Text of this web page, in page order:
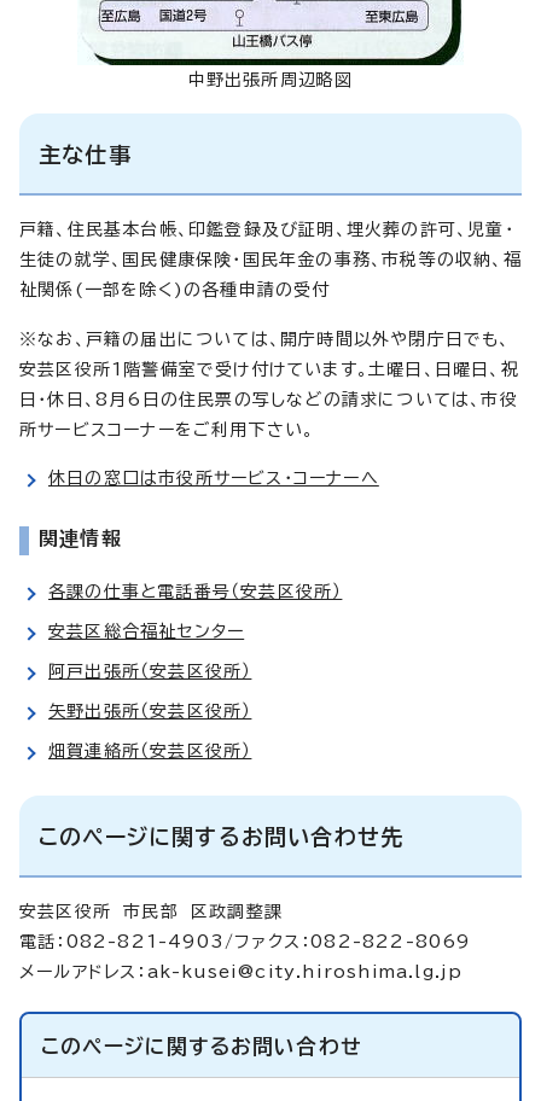
中野出張所周辺略図
主な仕事
戸籍、住民基本台帳、印鑑登録及び証明、埋火葬の許可、児童・
生徒の就学、国民健康保険・国民年金の事務、市税等の収納、福
祉関係(一部を除く)の各種申請の受付
※なお、戸籍の届出については、開庁時間以外や閉庁日でも、
安芸区役所1階警備室で受け付けています。土曜日、日曜日、祝
日・休日、8月6日の住民票の写しなどの請求については、市役
所サービスコーナーをご利用下さい。
休日の窓口は市役所サービス・コーナーへ
関連情報
各課の仕事と電話番号（安芸区役所）
安芸区総合福祉センター
阿戸出張所（安芸区役所）
矢野出張所（安芸区役所）
畑賀連絡所（安芸区役所）
このページに関するお問い合わせ先
安芸区役所 市民部 区政調整課
電話：082-821-4903/ファクス：082-822-8069
メールアドレス： ak-kusei@city.hiroshima.lg.jp
このページに関するお問い合わせ